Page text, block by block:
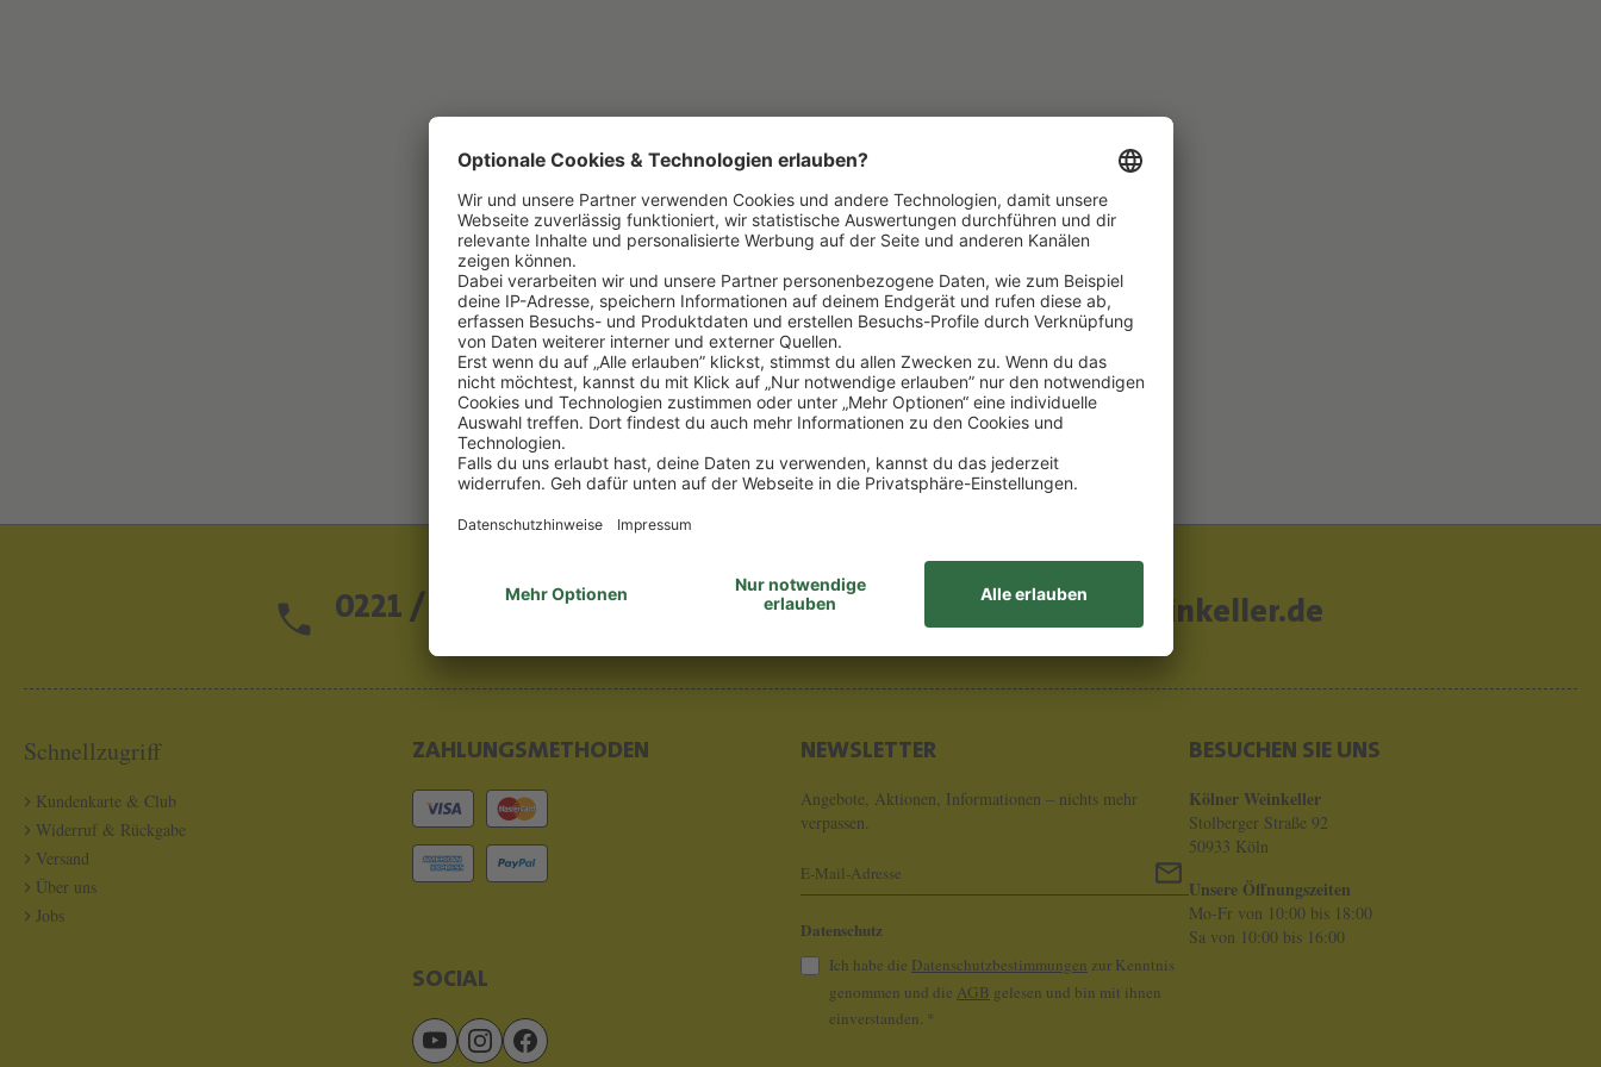
0221 / 13 97 28 - 0 info@koelner-weinkeller.de
Schnellzugriff
Kundenkarte & Club
Widerruf & Rückgabe
Versand
Über uns
Jobs
ZAHLUNGSMETHODEN
SOCIAL
NEWSLETTER
Angebote, Aktionen, Informationen – nichts mehr
verpassen.
Datenschutz
Ich habe die Datenschutzbestimmungen zur Kenntnis
genommen und die AGB gelesen und bin mit ihnen
einverstanden. *
BESUCHEN SIE UNS
Kölner Weinkeller
Stolberger Straße 92
50933 Köln
Unsere Öffnungszeiten
Mo-Fr von 10:00 bis 18:00
Sa von 10:00 bis 16:00